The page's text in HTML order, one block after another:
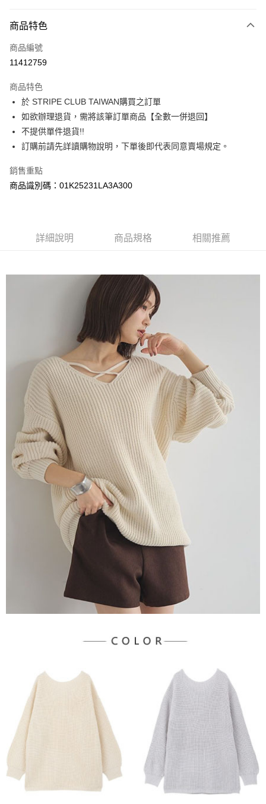
3 期 0 利率 每期
合作金庫商業銀行
上海商業儲蓄銀行
臺灣中小企業銀行
匯豐（台灣）商業銀行
華泰商業銀行
聯邦商業銀行
遠東國際商業銀行
元大商業銀行
玉山商業銀行
星展（台灣）商業銀行
台灣樂天信用卡公司
超商取貨付款
LINE Pay
Apple Pay
街口支付
悠遊付
大哥付你分期
相關說明
流程，驗證手機門號後，選擇欲分期的期數、繳款截止日，確認付款後即完
消。如遇「轉專審核」未通過狀況，表示未達大哥付你分期系統評分，恕無
1.分期款項不併入電信帳單，「大哥付你分期」於每月結算日後寄送繳費提
2.透過簡訊連結打開帳單後，可選擇「超商條碼／台灣大直營門市／銀行轉
帳／街口支付／iPASS MONEY」等通路繳費。
【注意事項】
1.本服務係由「台灣大哥大股份有限公司」（以下簡稱本公司）所提供，讓
用戶於交易時，得透過本服務購買商品或服務，並由商店將買賣／分期付款
買賣價金債權讓與本公司後，依約使用本公司帳單繳交帳款。
2.基於同意付款使用「大哥付你分期」之契約關係目的，商店將以您的個人
資料（包含姓名、電話或地址）提供予台灣大哥大進項蒐集、處理及利用，
由本公司與您本人進行分期帳單所需資料之確認、核對及更正。
3.完整用戶服務條款，請詳閱以下連結： https://oppay.tw/userRule
【關於「AFTEE先享後付」】
１．簡單：不需註冊會員、不需綁卡、不需儲值。
２．便利：只要手機號碼，簡訊認證，即可結帳。
３．安心：先確認商品／服務後，再付款。
【「AFTEE先享後付」結帳流程】
１．於結帳方式選擇「AFTEE先享後付」後，將跳轉至「AFTEE先享後付」
結帳頁面，進行簡訊認證並確認金額後，即可完成結帳。
２．訂單成立數日內，您將收到繳費通知簡訊。
３．收到繳費通知簡訊後14天內，點擊此簡訊中的連結，可透過四大超商／
ATM／網路銀行／等多元方式進行付款，方視為交易完成。
※ 請注意：結帳手續完成當下不需立刻繳費，但若您需要取消訂單，請聯絡
購買商品的店家。未經商家同意取消之訂單仍視為有效，需透過AFTEE先享
後付繳納相關費用。
※ 交易是否成功請以「AFTEE先享後付 」之結帳頁面顯示為準，若有關於
是否繳費成功／繳費後需取消欲退款等相關疑問，請聯繫「AFTEE先享後付
客戶支援中心」https://netprotections.freshdesk.com/support/home
【注意事項】
１．透過由恩沛科技股份有限公司提供之「AFTEE先享後付」服務完成之交
易，需依本服務之必要範圍內提供個人資料，並將交易相關給付款項請求債
權轉讓予恩沛科技股份有限公司。
２．關於個人資料處理事宜，請瀏覽以下網址：
https://aftee.tw/terms/#terms3
３．未成年的使用者請事先徵得法定代理人或監護人之同意方可使用
「AFTEE先享後付」，若未經同意申辦者引起之損失，本公司不負相關責
４．使用「AFTEE先享後付」時，將依據個別帳號之用戶狀況，依本公司即
時審查核予不同之上限額度；若仍有額度不足之情形，本公司將視審查結果
請求用戶進行身份認證。
５．嚴禁一人註冊多個帳號或使用他人資訊註冊。若發現惡意使用之情形，
恩沛科技股份有限公司將有權停止該用戶之使用額度並採取法律行動。
每筆NT$60，滿NT$388(含以上)免運費
每筆NT$60，滿NT$388(含以上)免運費
萊爾富取貨付款
每筆NT$60，滿NT$888(含以上)免運費
萊爾富純取貨
每筆NT$60，滿NT$888(含以上)免運費
7-11取貨付款
每筆NT$60，滿NT$888(含以上)免運費
每筆NT$60，滿NT$888(含以上)免運費
每筆NT$90，滿NT$888(含以上)免運費
商品特色
商品編號
11412759
商品特色
於 STRIPE CLUB TAIWAN購買之訂單
如欲辦理退貨，需將該筆訂單商品【全數一併退回】
不提供單件退貨!!
訂購前請先詳讀購物說明，下單後即代表同意賣場規定。
銷售重點
商品識別碼：01K25231LA3A300
詳細說明 商品規格 相關推薦